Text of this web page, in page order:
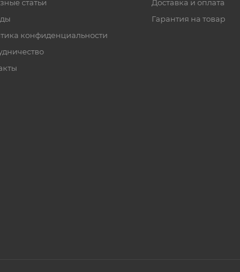
статьи
конфиденциальности
Доставка и оплата
Гарантия на товар